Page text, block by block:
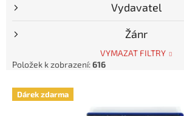
Vydavatel
Žánr
VYMAZAT FILTRY
Položek k zobrazení:616
V Dárek zdarma